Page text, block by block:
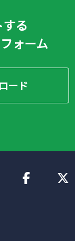
る
ォーム
ード